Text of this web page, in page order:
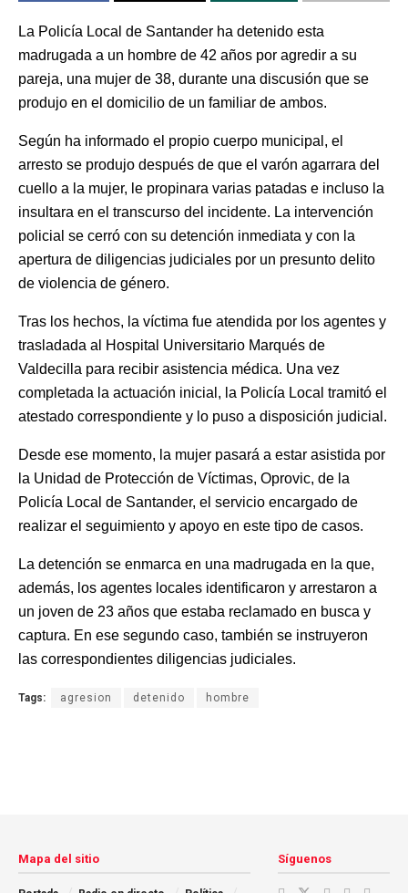
La Policía Local de Santander ha detenido esta
madrugada a un hombre de 42 años por agredir a su
pareja, una mujer de 38, durante una discusión que se
produjo en el domicilio de un familiar de ambos.
Según ha informado el propio cuerpo municipal, el
arresto se produjo después de que el varón agarrara del
cuello a la mujer, le propinara varias patadas e incluso la
insultara en el transcurso del incidente. La intervención
policial se cerró con su detención inmediata y con la
apertura de diligencias judiciales por un presunto delito
de violencia de género.
Tras los hechos, la víctima fue atendida por los agentes y
trasladada al Hospital Universitario Marqués de
Valdecilla para recibir asistencia médica. Una vez
completada la actuación inicial, la Policía Local tramitó el
atestado correspondiente y lo puso a disposición judicial.
Desde ese momento, la mujer pasará a estar asistida por
la Unidad de Protección de Víctimas, Oprovic, de la
Policía Local de Santander, el servicio encargado de
realizar el seguimiento y apoyo en este tipo de casos.
La detención se enmarca en una madrugada en la que,
además, los agentes locales identificaron y arrestaron a
un joven de 23 años que estaba reclamado en busca y
captura. En ese segundo caso, también se instruyeron
las correspondientes diligencias judiciales.
Tags: agresion detenido hombre
Mapa del sitio Síguenos